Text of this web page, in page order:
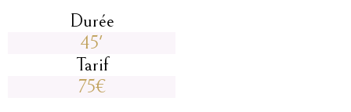
Tarif
Durée
45'
75€